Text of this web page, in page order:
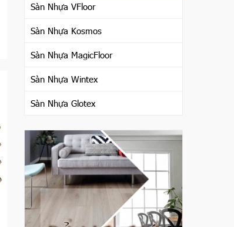
Sàn Nhựa VFloor
Sàn Nhựa Kosmos
Sàn Nhựa MagicFloor
Sàn Nhựa Wintex
Sàn Nhựa Glotex